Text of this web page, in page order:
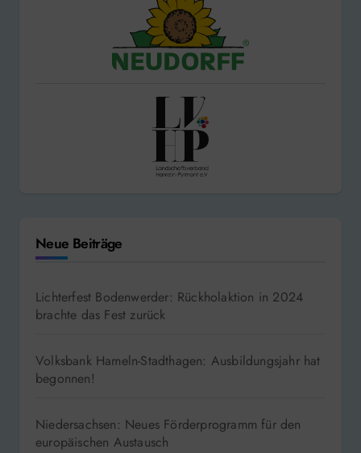
Neue Beiträge
Lichterfest Bodenwerder: Rückholaktion in 2024
brachte das Fest zurück
Volksbank Hameln-Stadthagen: Ausbildungsjahr hat
begonnen!
Niedersachsen: Neues Förderprogramm für den
europäischen Austausch